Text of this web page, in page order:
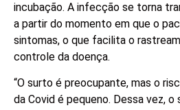
incubação. A infecção se torna
a partir do momento em que o
sintomas, o que facilita o
controle da doença.
“O surto é preocupante, mas o
da Covid é pequeno. Dessa vez,